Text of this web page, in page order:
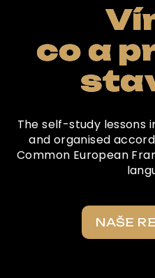
co a
The self-study lessons
and organised
Common European
NAŠE